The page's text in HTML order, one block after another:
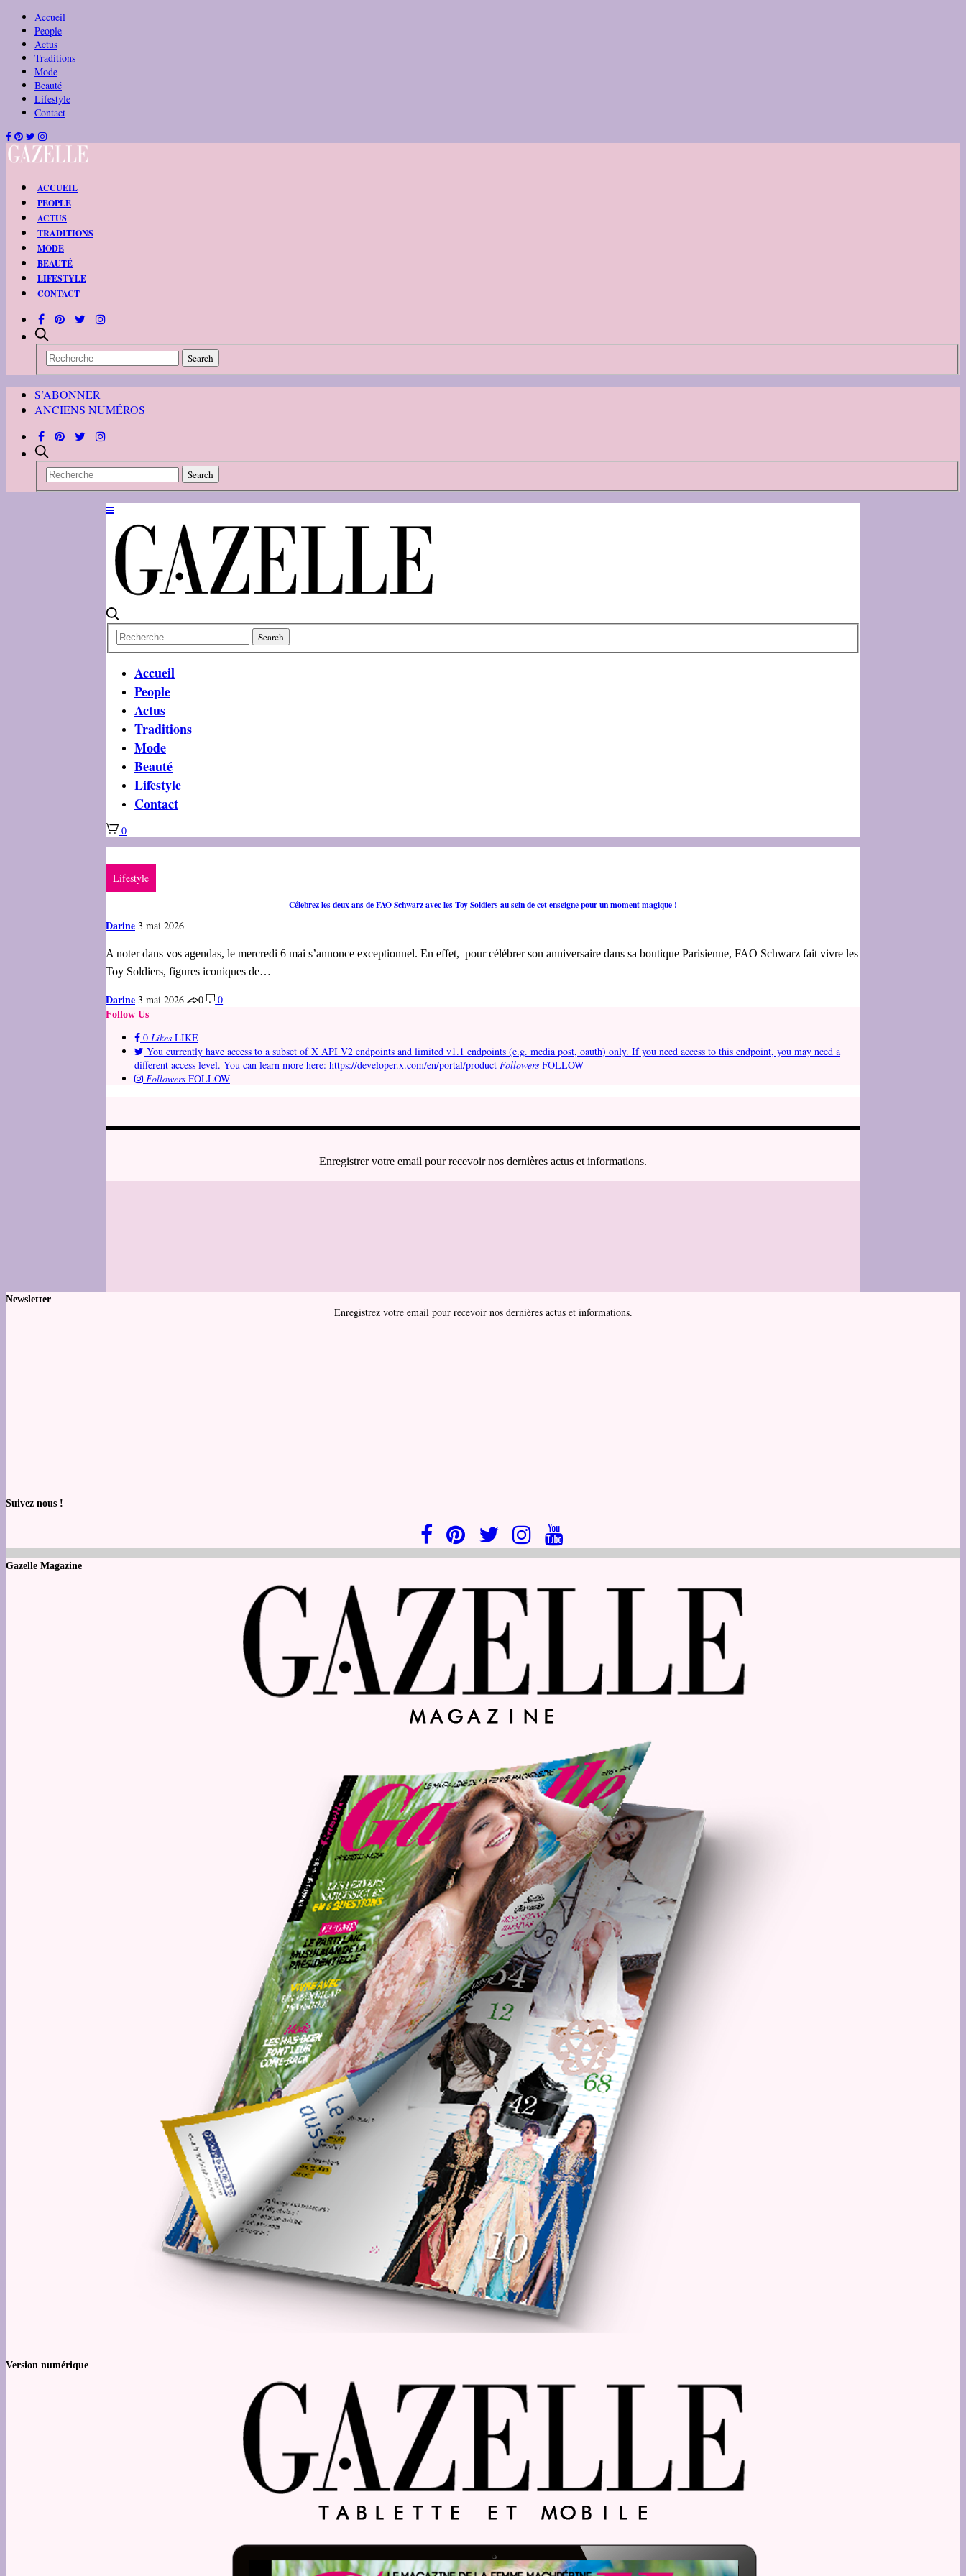
Accueil
People
Actus
Traditions
Mode
Beauté
Lifestyle
Contact
ACCUEIL
PEOPLE
ACTUS
TRADITIONS
MODE
BEAUTÉ
LIFESTYLE
CONTACT
S’ABONNER
ANCIENS NUMÉROS
Accueil
People
Actus
Traditions
Mode
Beauté
Lifestyle
Contact
0
Lifestyle
Célebrez les deux ans de FAO Schwarz avec les Toy Soldiers au sein de cet enseigne pour un moment magique !
Darine 3 mai 2026
A noter dans vos agendas, le mercredi 6 mai s’annonce exceptionnel. En effet, pour célébrer son anniversaire dans sa boutique Parisienne, FAO Schwarz fait vivre les
Toy Soldiers, figures iconiques de…
Darine 3 mai 2026 0 0
Follow Us
0 Likes LIKE
You currently have access to a subset of X API V2 endpoints and limited v1.1 endpoints (e.g. media post, oauth) only. If you need access to this endpoint, you may need a
different access level. You can learn more here: https://developer.x.com/en/portal/product Followers FOLLOW
Followers FOLLOW
Enregistrer votre email pour recevoir nos dernières actus et informations.
Newsletter
Enregistrez votre email pour recevoir nos dernières actus et informations.
Suivez nous !
Gazelle Magazine
Version numérique